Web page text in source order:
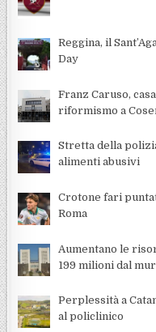
Reggina, il
Day
Franz Caruso,
riformismo a
Stretta della
alimenti abusivi
Crotone fari
Roma
Aumentano le
199 milioni dal mur
Perplessità a
al policlinico